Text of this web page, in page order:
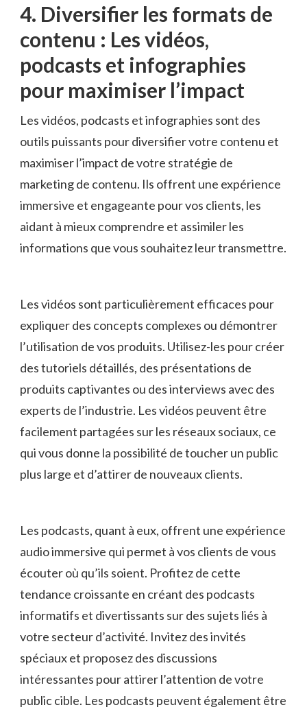
4. Diversifier les formats de
contenu : Les vidéos,
podcasts et infographies
pour⁤ maximiser l’impact
Les vidéos, podcasts et infographies sont des
outils puissants pour‌ diversifier votre contenu ‍et
maximiser l’impact de votre stratégie de
marketing de contenu.​ Ils offrent une expérience
immersive et engageante⁢ pour vos clients, les
aidant à ​mieux⁣ comprendre et assimiler les
informations que ‌vous souhaitez leur transmettre.
Les‍ vidéos sont particulièrement⁢ efficaces pour
expliquer des concepts complexes‍ ou démontrer
⁢l’utilisation de vos produits. Utilisez-les pour créer
des ​tutoriels détaillés, des présentations ​de
produits captivantes ou des interviews avec‌ des
experts de ⁢l’industrie. Les vidéos peuvent être
facilement partagées sur les réseaux​ sociaux, ‍ce⁣
qui vous donne la possibilité de toucher un public
plus large ​et d’attirer de nouveaux clients.
Les podcasts, quant à eux, offrent ‍une ⁣expérience
audio immersive qui permet ​à vos clients de vous
écouter où qu’ils soient. Profitez de cette
tendance croissante en créant des podcasts
informatifs et divertissants sur des sujets liés à
votre secteur d’activité.​ Invitez des invités
spéciaux et proposez des ‌discussions
intéressantes​ pour attirer ​l’attention de votre
public cible. Les podcasts⁤ peuvent également être